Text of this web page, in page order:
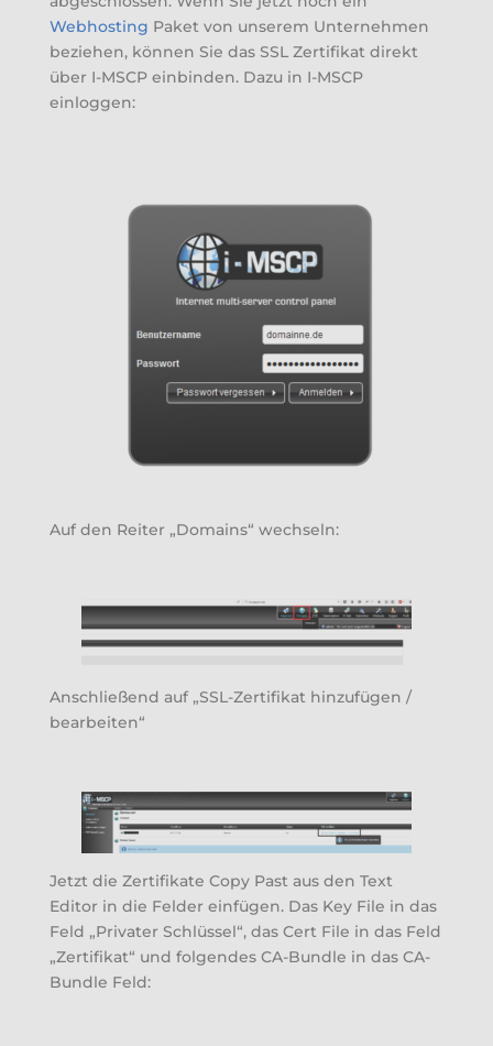
Webhosting Paket von unserem Unternehmen
beziehen, können Sie das SSL Zertifikat direkt
über I-MSCP einbinden. Dazu in I-MSCP
einloggen:
Auf den Reiter „Domains“ wechseln:
Anschließend auf „SSL-Zertifikat hinzufügen /
bearbeiten“
Jetzt die Zertifikate Copy Past aus den Text
Editor in die Felder einfügen. Das Key File in das
Feld „Privater Schlüssel“, das Cert File in das Feld
„Zertifikat“ und folgendes CA-Bundle in das CA-
Bundle Feld: